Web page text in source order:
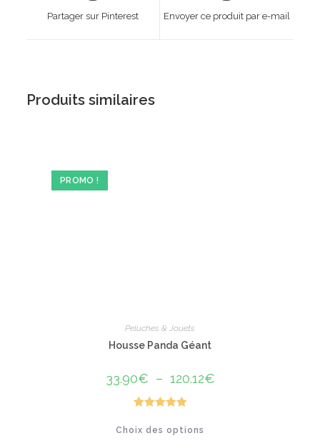
new
Partager sur Pinterest
new
Envoyer ce produit par e-mail
Produits similaires
PROMO !
Peluches & Jouets
Housse Panda Géant
33.90€ – 120.12€Plage
sur 5
Choix des options